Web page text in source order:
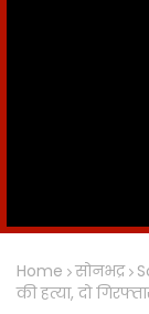
Home सोनभद्र
की हत्या, दो